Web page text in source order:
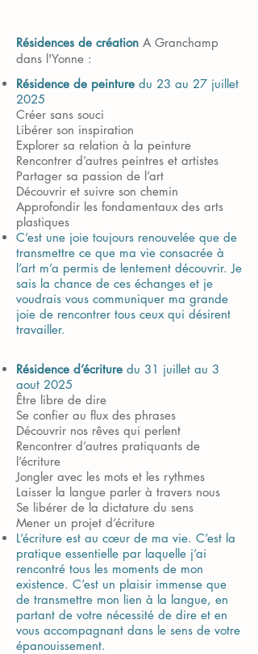
Résidences de création A Granchamp
dans l'Yonne :
Résidence de peinture du 23 au 27 juillet
2025
Créer sans souci
Libérer son inspiration
Explorer sa relation à la peinture
Rencontrer d’autres peintres et artistes
Partager sa passion de l’art
Découvrir et suivre son chemin
Approfondir les fondamentaux des arts
plastiques
C’est une joie toujours renouvelée que de
transmettre ce que ma vie consacrée à
l’art m’a permis de lentement découvrir. Je
sais la chance de ces échanges et je
voudrais vous communiquer ma grande
joie de rencontrer tous ceux qui désirent
travailler.
Résidence d’écriture du 31 juillet au 3
aout 2025
Être libre de dire
Se confier au flux des phrases
Découvrir nos rêves qui perlent
Rencontrer d’autres pratiquants de
l’écriture
Jongler avec les mots et les rythmes
Laisser la langue parler à travers nous
Se libérer de la dictature du sens
Mener un projet d’écriture
L’écriture est au cœur de ma vie. C’est la
pratique essentielle par laquelle j’ai
rencontré tous les moments de mon
existence. C’est un plaisir immense que
de transmettre mon lien à la langue, en
partant de votre nécessité de dire et en
vous accompagnant dans le sens de votre
épanouissement.